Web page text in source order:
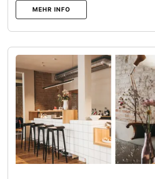
MEHR INFO